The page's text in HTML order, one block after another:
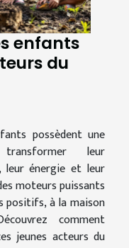
enfants
du
possèdent une
leur
leur énergie et leur
moteurs puissants
positifs, à la maison
comment
jeunes acteurs du